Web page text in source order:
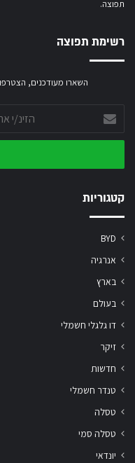
תפוצה.
רשימת תפוצה
השארו מעודכנים,
את
כתובת
שלך
קטגוריות
BYD
אנרגיה
בארץ
בעולם
דו גלגלי חשמלי
זיקר
חדשות
טנדר חשמלי
טסלה
טסלה סמי
יונדאי